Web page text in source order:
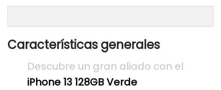
Características generales
Descubre un gran aliado con el
iPhone 13 128GB Verde